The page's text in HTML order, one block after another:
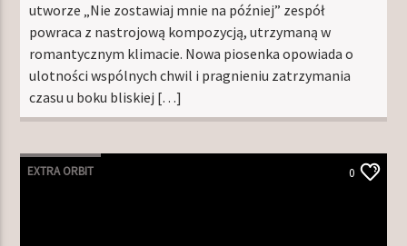
utworze „Nie zostawiaj mnie na później” zespół
powraca z nastrojową kompozycją, utrzymaną w
romantycznym klimacie. Nowa piosenka opowiada o
ulotności wspólnych chwil i pragnieniu zatrzymania
czasu u boku bliskiej […]
EXTRA ORBIT 0